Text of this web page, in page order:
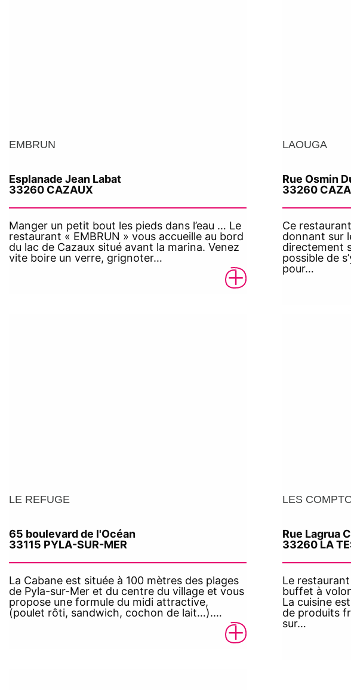
EMBRUN
Esplanade Jean Labat
33260 CAZAUX
Manger un petit bout les pieds dans l’eau … Le
restaurant « EMBRUN » vous accueille au bord
du lac de Cazaux situé avant la marina. Venez
vite boire un verre, grignoter…
LAOUGA
Rue Osmin
33260
Ce
donnant sur
directement
possible de
pour…
LE REFUGE
65 boulevard de l'Océan
33115 PYLA-SUR-MER
La Cabane est située à 100 mètres des plages
de Pyla-sur-Mer et du centre du village et vous
propose une formule du midi attractive,
(poulet rôti, sandwich, cochon de lait…).…
LES
Rue Lagrua
33260 LA
Le
buffet à
La cuisine
de produits
sur…